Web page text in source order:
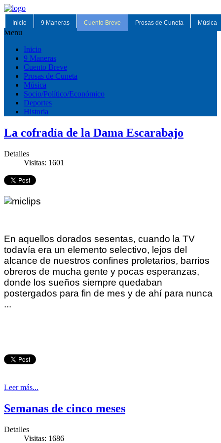
Inicio 9 Maneras Cuento Breve Prosas de Cuneta Música
Menu
Inicio
9 Maneras
Cuento Breve
Prosas de Cuneta
Música
Socio/Político/Económico
Deportes
Historia
La cofradía de la Dama Escarabajo
Detalles
Visitas: 1601
En aquellos dorados sesentas, cuando la TV
todavía era un elemento selectivo, lejos del
alcance de nuestros confines proletarios, barrios
obreros de mucha gente y pocas esperanzas,
donde los sueños siempre quedaban
postergados para fin de mes y de ahí para nunca
...
Leer más...
Semanas de cinco meses
Detalles
Visitas: 1686